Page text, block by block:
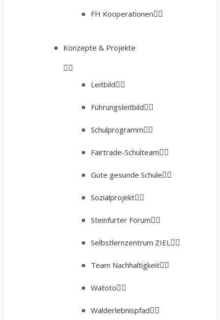
FH Kooperationen
Konzepte & Projekte
Leitbild
Führungsleitbild
Schulprogramm
Fairtrade-Schulteam
Gute gesunde Schule
Sozialprojekt
Steinfurter Forum
Selbstlernzentrum ZIEL
Team Nachhaltigkeit
Watoto
Walderlebnispfad